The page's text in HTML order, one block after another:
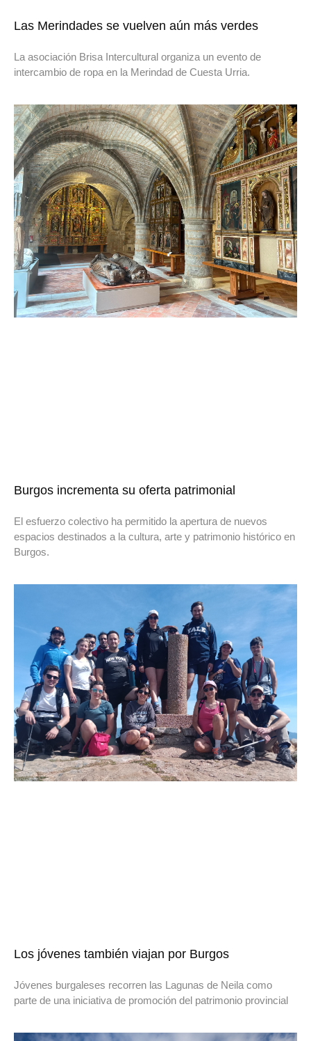
Las Merindades se vuelven aún más verdes
La asociación Brisa Intercultural organiza un evento de
intercambio de ropa en la Merindad de Cuesta Urria.
Burgos incrementa su oferta patrimonial
El esfuerzo colectivo ha permitido la apertura de nuevos
espacios destinados a la cultura, arte y patrimonio histórico en
Burgos.
Los jóvenes también viajan por Burgos
Jóvenes burgaleses recorren las Lagunas de Neila como
parte de una iniciativa de promoción del patrimonio provincial